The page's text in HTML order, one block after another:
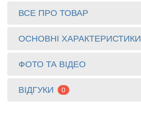
ВСЕ ПРО ТОВАР
ОСНОВНІ ХАРАКТЕРИСТИКИ
ФОТО ТА ВІДЕО
ВІДГУКИ 0